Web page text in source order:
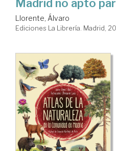
Madrid no apto
Llorente, Álvaro
Ediciones La Librería. Madrid,